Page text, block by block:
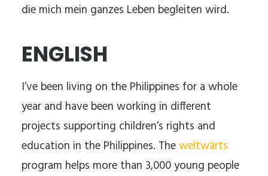
die mich mein ganzes Leben begleiten wird.
ENGLISH
I’ve been living on the Philippines for a whole
year and have been working in different
projects supporting children’s rights and
education in the Philippines. Theweltwärts
program helps more than 3,000 young people